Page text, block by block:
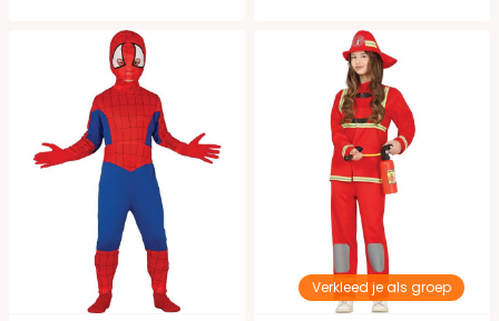
Verkleed je als groep